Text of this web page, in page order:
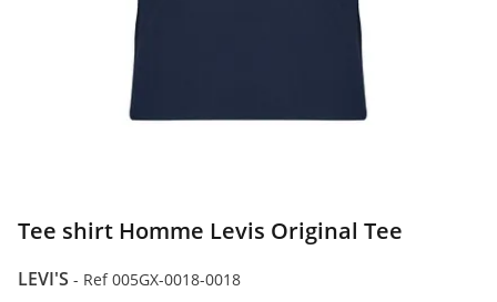
Tee shirt Homme Levis Original Tee
LEVI'S - Ref 005GX-0018-0018